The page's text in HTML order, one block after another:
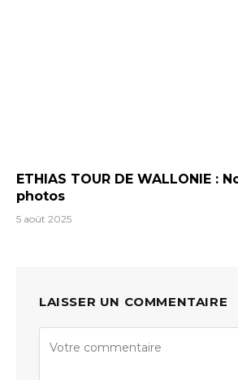
ETHIAS TOUR DE WALLONIE :
photos
5 août 2025
LAISSER UN COMMENTAIRE